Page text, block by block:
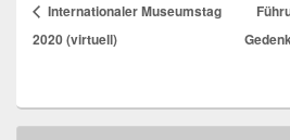
Internationaler Museumstag
2020 (virtuell)